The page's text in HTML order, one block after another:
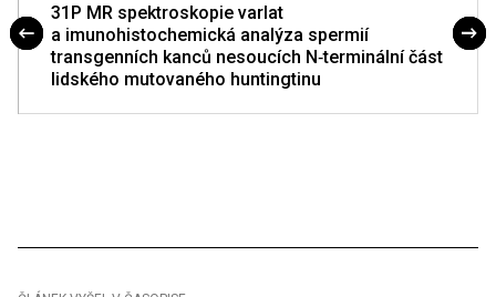
31P MR spektroskopie varlat
a imunohistochemická analýza spermií
transgenních kanců nesoucích N‑terminální část
lidského mutovaného huntingtinu